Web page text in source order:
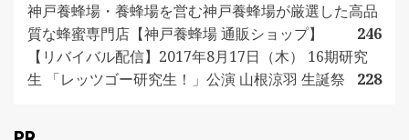
神戸養蜂場・養蜂場を営む神戸養蜂場が厳選した高品
質な蜂蜜専門店【神戸養蜂場 通販ショップ】
246
【リバイバル配信】2017年8月17日（木） 16期研究
生 「レッツゴー研究生！」公演 山根涼羽 生誕祭
228